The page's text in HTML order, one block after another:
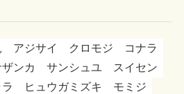
アジサイ クロモジ
コナラ
ンカ サンシュユ
スイセン
ヒュウガミズキ
モミジ